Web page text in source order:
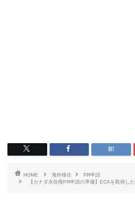
HOME 海外移住
PR申請
【カナダ永住権PR申請の準備】ECAを取得した